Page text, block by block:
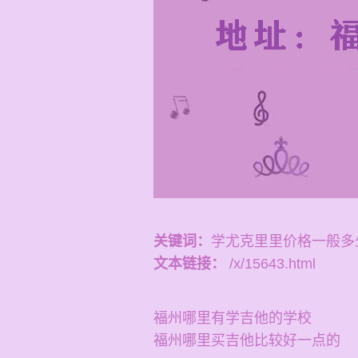
关键词： 学尤克里里价格一般
文本链接：
/x/15643.html
福州哪里有学吉他的学校
福州哪里买吉他比较好一点的